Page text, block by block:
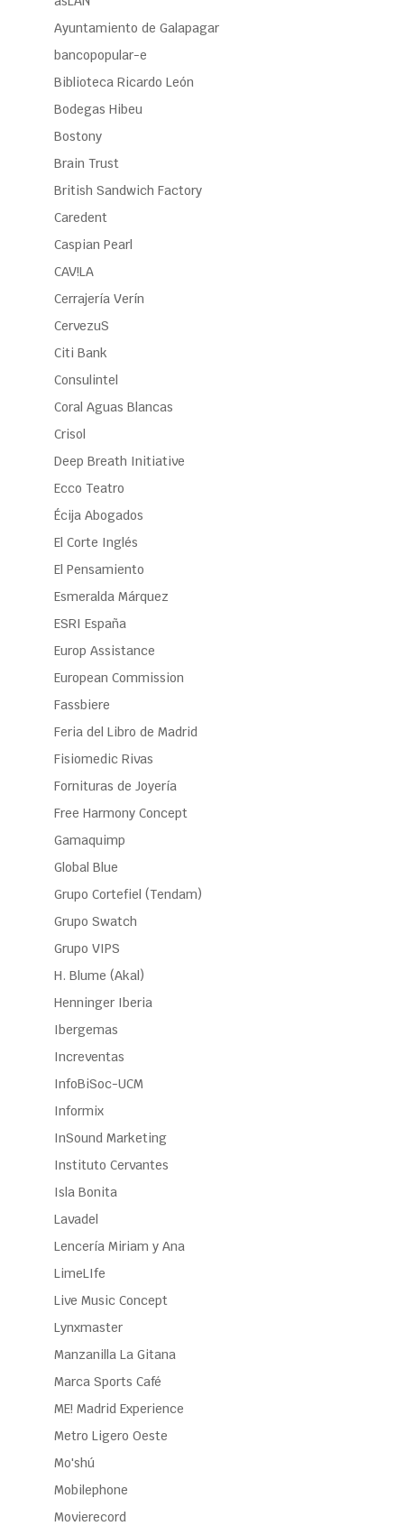
Ayuntamiento de Galapagar
bancopopular-e
Biblioteca Ricardo León
Bodegas Hibeu
Bostony
Brain Trust
British Sandwich Factory
Caredent
Caspian Pearl
CAV!LA
Cerrajería Verín
CervezuS
Citi Bank
Consulintel
Coral Aguas Blancas
Crisol
Deep Breath Initiative
Ecco Teatro
Écija Abogados
El Corte Inglés
El Pensamiento
Esmeralda Márquez
ESRI España
Europ Assistance
European Commission
Fassbiere
Feria del Libro de Madrid
Fisiomedic Rivas
Fornituras de Joyería
Free Harmony Concept
Gamaquimp
Global Blue
Grupo Cortefiel (Tendam)
Grupo Swatch
Grupo VIPS
H. Blume (Akal)
Henninger Iberia
Ibergemas
Increventas
InfoBiSoc-UCM
Informix
InSound Marketing
Instituto Cervantes
Isla Bonita
Lavadel
Lencería Miriam y Ana
LimeLIfe
Live Music Concept
Lynxmaster
Manzanilla La Gitana
Marca Sports Café
ME! Madrid Experience
Metro Ligero Oeste
Mo'shú
Mobilephone
Movierecord